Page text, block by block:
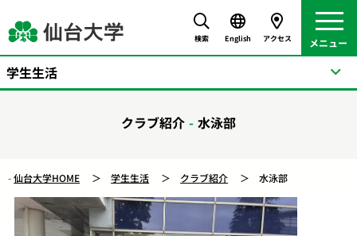
検索 English アクセス
クラブ紹介 水泳部
仙台大学HOME 学生生活 クラブ紹介 水泳部
学生生活